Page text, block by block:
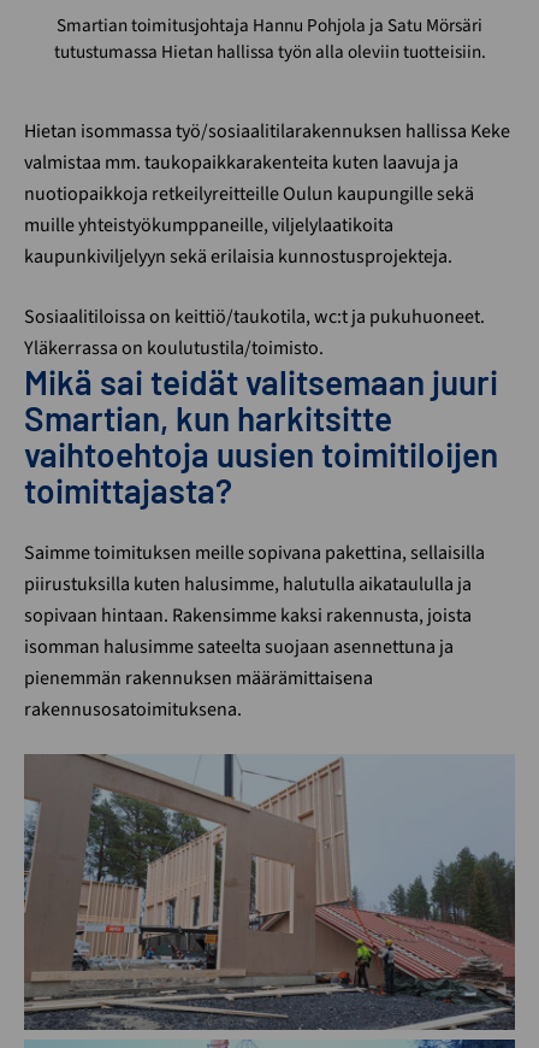
Smartian toimitusjohtaja Hannu Pohjola ja Satu Mörsäri
tutustumassa Hietan hallissa työn alla oleviin tuotteisiin.
Hietan isommassa työ/sosiaalitilarakennuksen hallissa Keke
valmistaa mm. taukopaikkarakenteita kuten laavuja ja
nuotiopaikkoja retkeilyreitteille Oulun kaupungille sekä
muille yhteistyökumppaneille, viljelylaatikoita
kaupunkiviljelyyn sekä erilaisia kunnostusprojekteja.
Sosiaalitiloissa on keittiö/taukotila, wc:t ja pukuhuoneet.
Yläkerrassa on koulutustila/toimisto.
Mikä sai teidät valitsemaan juuri
Smartian, kun harkitsitte
vaihtoehtoja uusien toimitiloijen
toimittajasta?
Saimme toimituksen meille sopivana pakettina, sellaisilla
piirustuksilla kuten halusimme, halutulla aikataululla ja
sopivaan hintaan. Rakensimme kaksi rakennusta, joista
isomman halusimme sateelta suojaan asennettuna ja
pienemmän rakennuksen määrämittaisena
rakennusosatoimituksena.